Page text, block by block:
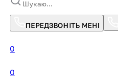
ПЕРЕДЗВОНІТЬ МЕНІ
0
0